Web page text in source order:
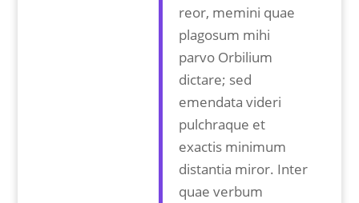
reor, memini quae
plagosum mihi
parvo Orbilium
dictare; sed
emendata videri
pulchraque et
exactis minimum
distantia miror. Inter
quae verbum